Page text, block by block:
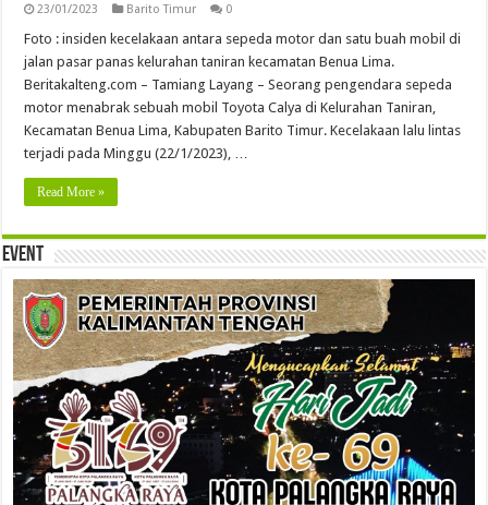
23/01/2023 Barito Timur 0
Foto : insiden kecelakaan antara sepeda motor dan satu buah mobil di
jalan pasar panas kelurahan taniran kecamatan Benua Lima.
Beritakalteng.com – Tamiang Layang – Seorang pengendara sepeda
motor menabrak sebuah mobil Toyota Calya di Kelurahan Taniran,
Kecamatan Benua Lima, Kabupaten Barito Timur. Kecelakaan lalu lintas
terjadi pada Minggu (22/1/2023), …
Read More »
Event